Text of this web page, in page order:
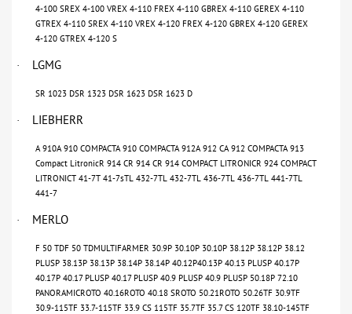
4-100 SREX 4-100 VREX 4-110 FREX 4-110 GBREX 4-110 GEREX 4-110
GTREX 4-110 SREX 4-110 VREX 4-120 FREX 4-120 GBREX 4-120 GEREX
4-120 GTREX 4-120 S
· LGMG
SR 1023 DSR 1323 DSR 1623 DSR 1623 D
· LIEBHERR
A 910A 910 COMPACTA 910 COMPACTA 912A 912 CA 912 COMPACTA 913
Compact LitronicR 914 CR 914 CR 914 COMPACT LITRONICR 924 COMPACT
LITRONICT 41-7T 41-7sTL 432-7TL 432-7TL 436-7TL 436-7TL 441-7TL
441-7
· MERLO
F 50 TDF 50 TDMULTIFARMER 30.9P 30.10P 30.10P 38.12P 38.12P 38.12
PLUSP 38.13P 38.13P 38.14P 38.14P 40.12P40.13P 40.13 PLUSP 40.17P
40.17P 40.17 PLUSP 40.17 PLUSP 40.9 PLUSP 40.9 PLUSP 50.18P 72.10
PANORAMICROTO 40.16ROTO 40.18 SROTO 50.21ROTO 50.26TF 30.9TF
30.9-115TF 33.7-115TF 33.9 CS 115TF 35.7TF 35.7 CS 120TF 38.10-145TF